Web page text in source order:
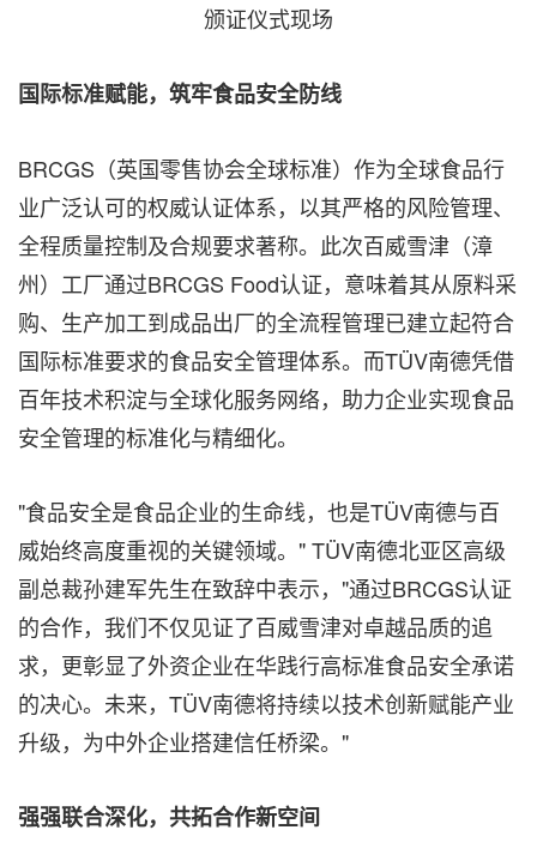
颁证仪式现场
国际标准赋能，筑牢食品安全防线
BRCGS（英国零售协会全球标准）作为全球食品行
业广泛认可的权威认证体系，以其严格的风险管理、
全程质量控制及合规要求著称。此次百威雪津（漳
州）工厂通过BRCGS Food认证，意味着其从原料采
购、生产加工到成品出厂的全流程管理已建立起符合
国际标准要求的食品安全管理体系。而TÜV南德凭借
百年技术积淀与全球化服务网络，助力企业实现食品
安全管理的标准化与精细化。
"食品安全是食品企业的生命线，也是TÜV南德与百
威始终高度重视的关键领域。" TÜV南德北亚区高级
副总裁孙建军先生在致辞中表示，"通过BRCGS认证
的合作，我们不仅见证了百威雪津对卓越品质的追
求，更彰显了外资企业在华践行高标准食品安全承诺
的决心。未来，TÜV南德将持续以技术创新赋能产业
升级，为中外企业搭建信任桥梁。"
强强联合深化，共拓合作新空间